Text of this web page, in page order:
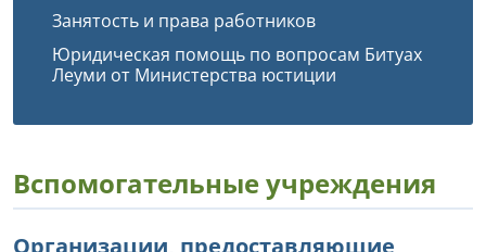
Занятость и права работников
Юридическая помощь по вопросам Битуах
Леуми от Министерства юстиции
Вспомогательные учреждения
Организации, предоставляющие